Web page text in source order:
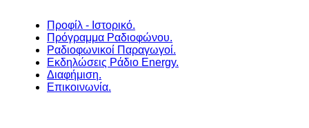
Προφίλ - Ιστορικό.
Πρόγραμμα Ραδιοφώνου.
Ραδιοφωνικοί Παραγωγοί.
Εκδηλώσεις Ράδιο Energy.
Διαφήμιση.
Επικοινωνία.